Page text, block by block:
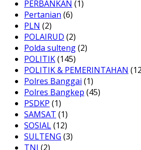
PERBANKAN (1)
Pertanian (6)
PLN (2)
POLAIRUD (2)
Polda sulteng(2)
POLITIK(145)
POLITIK & PEMERINTAHAN
Polres Banggai (1)
Polres Bangkep (45)
PSDKP (1)
SAMSAT (1)
SOSIAL(12)
SULTENG (3)
TNI (2)